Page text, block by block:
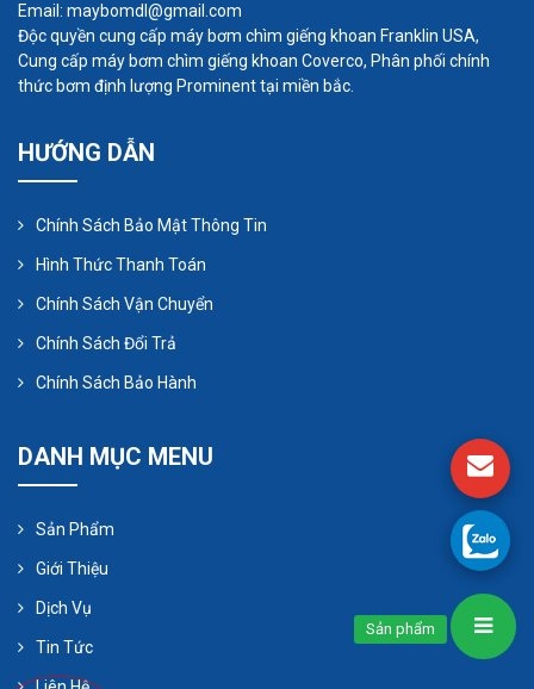
còn được gọi là bơm định lượng. Ngoài ra, bơm
định lượng còn được sử dụng trong các ngành
công nghiệp hóa chất, dầu, nước, khai thác mỏ,
nghiệp khác.
Email: maybomdl@gmail.com
Độc quyền cung cấp máy bơm chìm giếng khoan Franklin USA,
Cung cấp máy bơm chìm giếng khoan Coverco, Phân phối chính
thức bơm định lượng Prominent tại miền bắc.
HƯỚNG DẪN
Chính Sách Bảo Mật Thông Tin
Hình Thức Thanh Toán
Chính Sách Vận Chuyển
Chính Sách Đổi Trả
Chính Sách Bảo Hành
DANH MỤC MENU
Sản Phẩm
Giới Thiệu
Dịch Vụ
Tin Tức
Sản phẩm